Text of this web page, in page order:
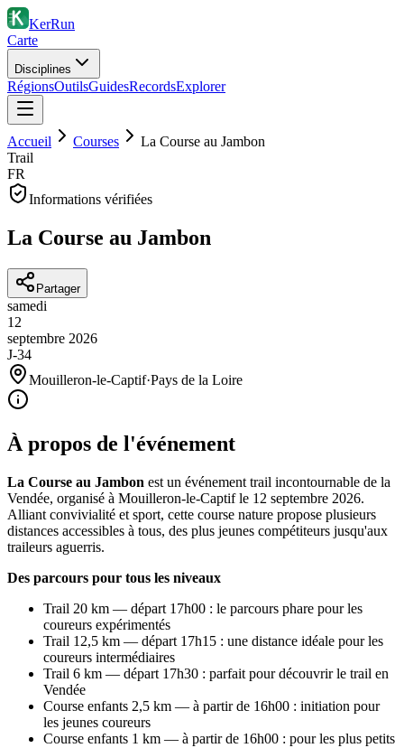
KerRun
Carte
Disciplines
RégionsOutilsGuidesRecordsExplorer
Accueil Courses
La Course au Jambon
Trail
FR
Informations vérifiées
La Course au Jambon
Partager
samedi
12
septembre 2026
J-34
Mouilleron-le-Captif·Pays de la Loire
À propos de l'événement
La Course au Jambon est un événement trail incontournable de la
Vendée, organisé à Mouilleron-le-Captif le 12 septembre 2026.
Alliant convivialité et sport, cette course nature propose plusieurs
distances accessibles à tous, des plus jeunes compétiteurs jusqu'aux
traileurs aguerris.
Des parcours pour tous les niveaux
Trail 20 km — départ 17h00 : le parcours phare pour les
coureurs expérimentés
Trail 12,5 km — départ 17h15 : une distance idéale pour les
coureurs intermédiaires
Trail 6 km — départ 17h30 : parfait pour découvrir le trail en
Vendée
Course enfants 2,5 km — à partir de 16h00 : initiation pour
les jeunes coureurs
Course enfants 1 km — à partir de 16h00 : pour les plus petits